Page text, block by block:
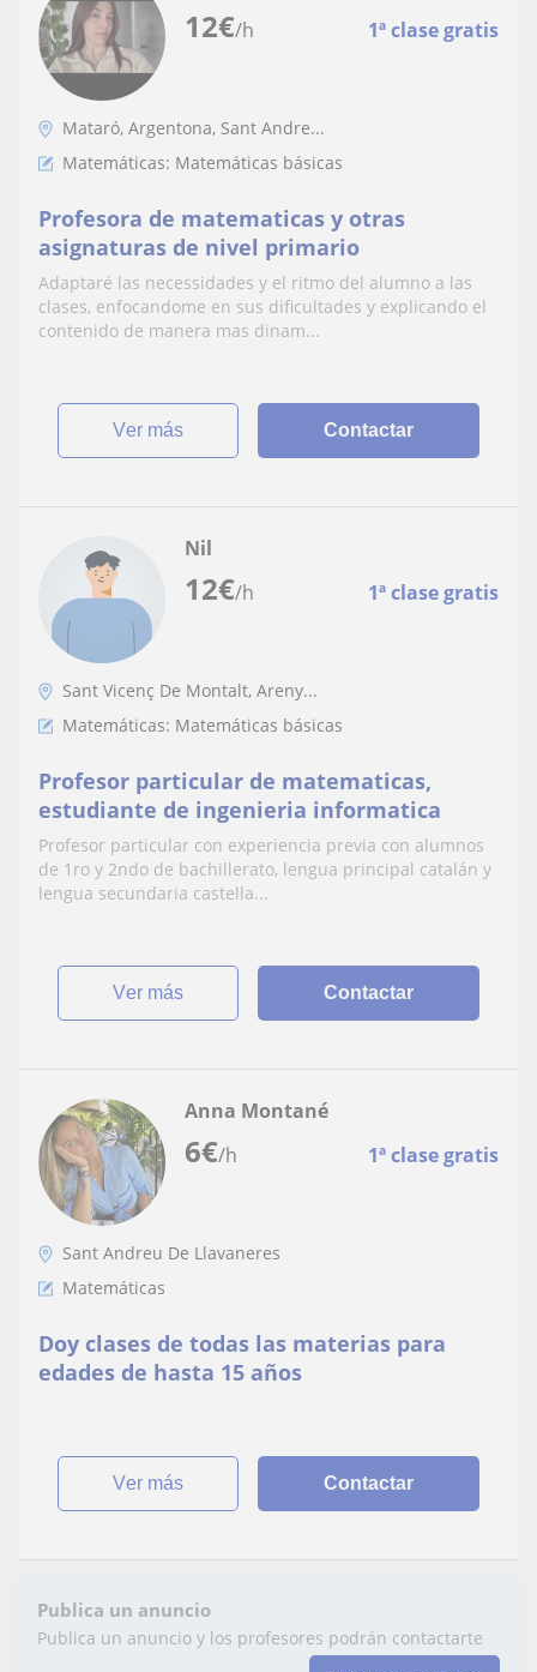
12€/h 1ª clase gratis
Mataró, Argentona, Sant Andre...
Matemáticas: Matemáticas básicas
Profesora de matematicas y otras
asignaturas de nivel primario
Adaptaré las necessidades y el ritmo del alumno a las
clases, enfocandome en sus dificultades y explicando el
contenido de manera mas dinam...
ver más Contactar
12€/h 1ª clase gratis
Nil
Sant Vicenç De Montalt, Areny...
Matemáticas: Matemáticas básicas
Profesor particular de matematicas,
estudiante de ingenieria informatica
Profesor particular con experiencia previa con alumnos
de 1ro y 2ndo de bachillerato, lengua principal catalán y
lengua secundaria castella...
ver más Contactar
6€/h 1ª clase gratis
Anna Montané
Sant Andreu De Llavaneres
Matemáticas
Doy clases de todas las materias para
edades de hasta 15 años
ver más Contactar
Publica un anuncio
Publica un anuncio y los profesores podrán contactarte